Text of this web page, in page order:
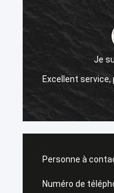
Je
Excellent service,
Personne à
Numéro de